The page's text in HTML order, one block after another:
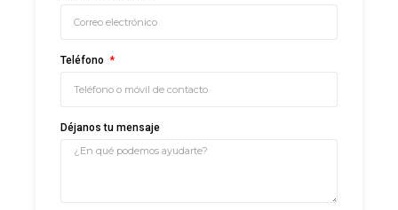
Teléfono
Déjanos tu mensaje